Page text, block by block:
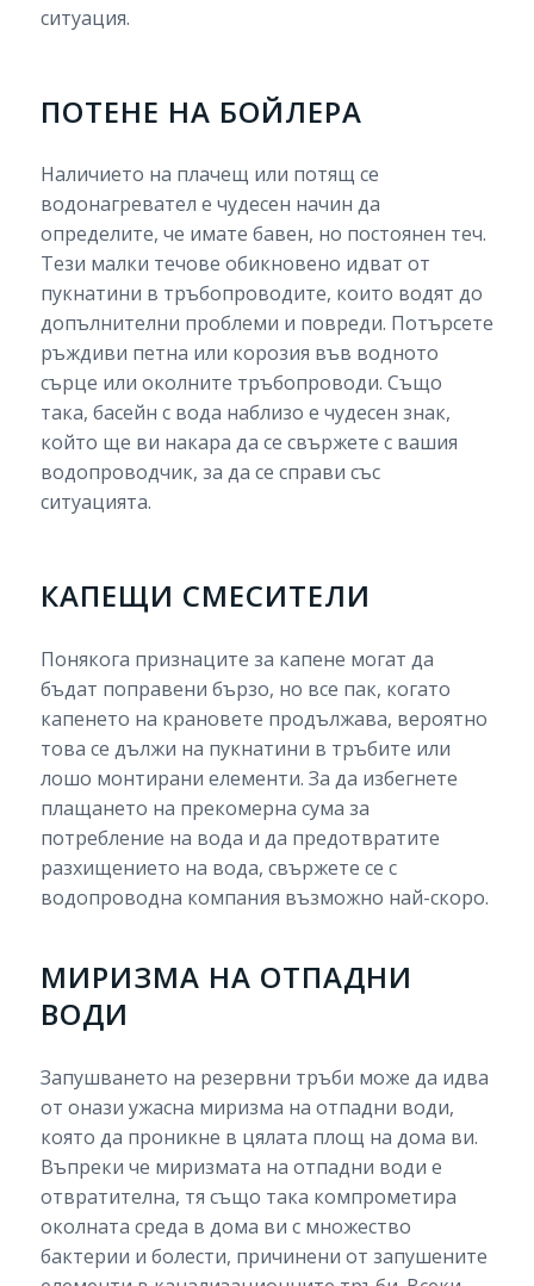
ситуация.
ПОТЕНЕ НА БОЙЛЕРА
Наличието на плачещ или потящ се
водонагревател е чудесен начин да
определите, че имате бавен, но постоянен теч.
Тези малки течове обикновено идват от
пукнатини в тръбопроводите, които водят до
допълнителни проблеми и повреди. Потърсете
ръждиви петна или корозия във водното
сърце или околните тръбопроводи. Също
така, басейн с вода наблизо е чудесен знак,
който ще ви накара да се свържете с вашия
водопроводчик, за да се справи със
ситуацията.
КАПЕЩИ СМЕСИТЕЛИ
Понякога признаците за капене могат да
бъдат поправени бързо, но все пак, когато
капенето на крановете продължава, вероятно
това се дължи на пукнатини в тръбите или
лошо монтирани елементи. За да избегнете
плащането на прекомерна сума за
потребление на вода и да предотвратите
разхищението на вода, свържете се с
водопроводна компания възможно най-скоро.
МИРИЗМА НА ОТПАДНИ
ВОДИ
Запушването на резервни тръби може да идва
от онази ужасна миризма на отпадни води,
която да проникне в цялата площ на дома ви.
Въпреки че миризмата на отпадни води е
отвратителна, тя също така компрометира
околната среда в дома ви с множество
бактерии и болести, причинени от запушените